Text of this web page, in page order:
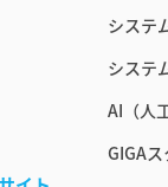
システ
システ
AI（人
GIGA